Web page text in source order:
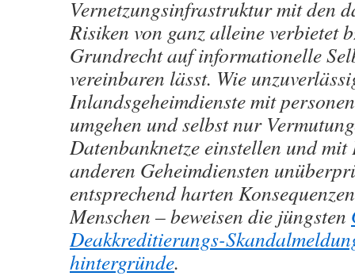
Vernetzungsinfrastruktur mit den
Risiken von ganz alleine verbietet
Grundrecht auf informationelle
vereinbaren lässt. Wie
Inlandsgeheimdienste mit
umgehen und selbst nur
Datenbanknetze einstellen und mit
anderen Geheimdiensten
entsprechend harten
Menschen – beweisen die jüngsten
Deakkreditierungs-
hintergründe.